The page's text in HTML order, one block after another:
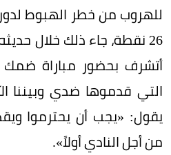
للهروب من خطر الهبوط
26 نقطة، جاء ذلك خلال
أتشرف بحضور مباراة ضمك
التي قدموها ضدي وبيننا
يقول: «يجب أن يحترموا
من أجل النادي أولاً».